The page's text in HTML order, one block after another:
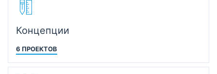
Концепции
6 ПРОЕКТОВ